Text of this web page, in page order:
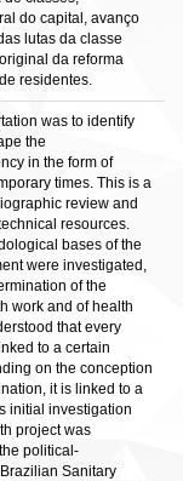
do capital, avanço
lutas da classe
da reforma
residentes.
was to identify
the
in the form of
times. This is a
review and
resources.
bases of the
were investigated,
of the
work and of health
that every
to a certain
on the conception
it is linked to a
initial investigation
project was
political-
Sanitary